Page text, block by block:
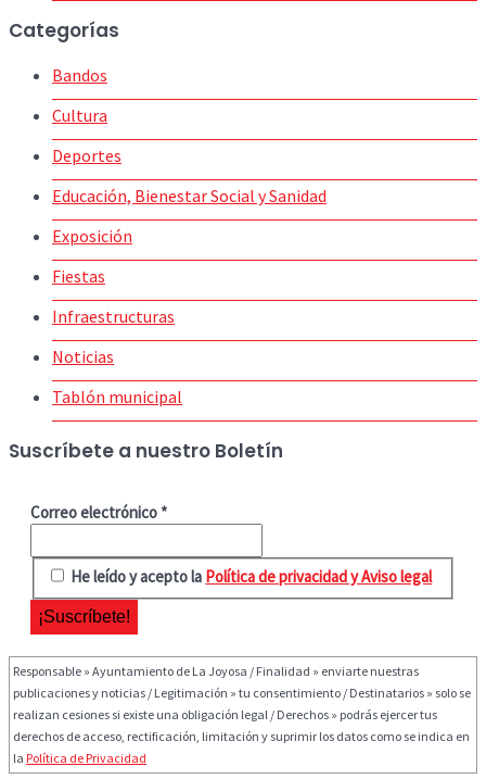
Categorías
Bandos
Cultura
Deportes
Educación, Bienestar Social y Sanidad
Exposición
Fiestas
Infraestructuras
Noticias
Tablón municipal
Suscríbete a nuestro Boletín
Correo electrónico *
He leído y acepto la Política de privacidad y Aviso legal
Responsable » Ayuntamiento de La Joyosa / Finalidad » enviarte nuestras
publicaciones y noticias / Legitimación » tu consentimiento / Destinatarios » solo se
realizan cesiones si existe una obligación legal / Derechos » podrás ejercer tus
derechos de acceso, rectificación, limitación y suprimir los datos como se indica en
la Política de Privacidad